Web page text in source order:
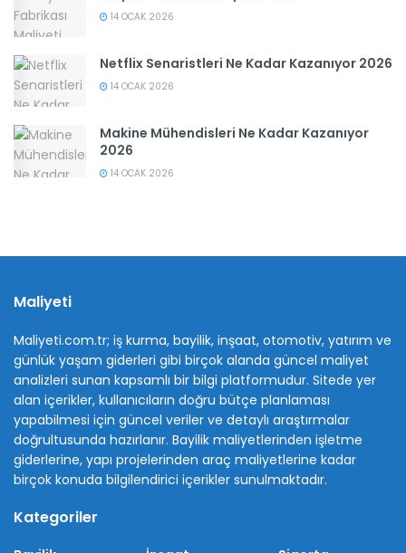
14 OCAK 2026
Netflix Senaristleri Ne Kadar Kazanıyor 2026
14 OCAK 2026
Makine Mühendisleri Ne Kadar Kazanıyor
2026
14 OCAK 2026
Maliyeti
Maliyeti.com.tr; iş kurma, bayilik, inşaat, otomotiv, yatırım ve
günlük yaşam giderleri gibi birçok alanda güncel maliyet
analizleri sunan kapsamlı bir bilgi platformudur. Sitede yer
alan içerikler, kullanıcıların doğru bütçe planlaması
yapabilmesi için güncel veriler ve detaylı araştırmalar
doğrultusunda hazırlanır. Bayilik maliyetlerinden işletme
giderlerine, yapı projelerinden araç maliyetlerine kadar
birçok konuda bilgilendirici içerikler sunulmaktadır.
Kategoriler